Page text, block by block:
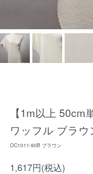
【1m以上
ワッフル ブラウ
OC1011-90B ブラウン
1,617円(税込)